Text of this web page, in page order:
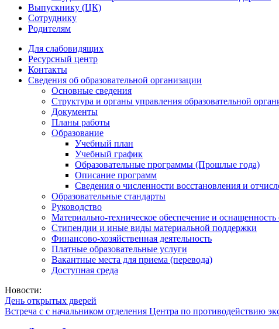
Выпускнику (ЦК)
Сотруднику
Родителям
Для слабовидящих
Ресурсный центр
Контакты
Сведения об образовательной организации
Основные сведения
Структура и органы управления образовательной
Документы
Планы работы
Образование
Учебный план
Учебный график
Образовательные программы (Прошлые года)
Описание программ
Сведения о численности восстановления и
Образовательные стандарты
Руководство
Материально-техническое обеспечение и оснащенность
Стипендии и иные виды материальной поддержки
Финансово-хозяйственная деятельность
Платные образовательные услуги
Вакантные места для приема (перевода)
Доступная среда
Новости:
День открытых дверей
Встреча с с начальником отделения Центра по противодействию